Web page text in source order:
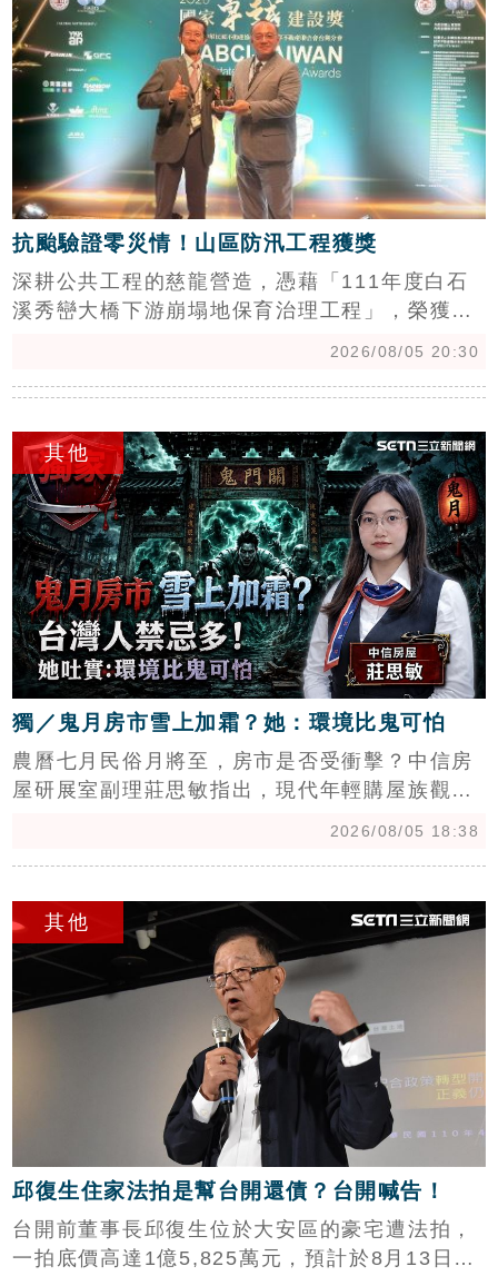
抗颱驗證零災情！山區防汛工程獲獎
深耕公共工程的慈龍營造，憑藉「111年度白石
溪秀巒大橋下游崩塌地保育治理工程」，榮獲
邊坡穩定與河岸保護，確保秀巒部落交通與生命
財產安全。施工團隊克服交通不便與惡劣氣候，
並成功通過颱風豪雨實證，展現卓越的防災耐久
性。評審團高度肯定其工程管理與環境永續成
效。慈龍營造將持續秉持專業品質，提升公共工
程韌性，該案目前亦入圍城市工程品質金質獎，
表現備受業界矚目。
2026/08/05 20:30
其他
獨／鬼月房市雪上加霜？她：環境比鬼可怕
農曆七月民俗月將至，房市是否受衝擊？中信房
屋研展室副理莊思敏指出，現代年輕購屋族觀念
屬交易遞延。專家強調，房市真正挑戰非鬼月禁
忌，而是央行限貸令、資金環境及買賣雙方價格
認知落差。建議自住客與其避開鬼月，不如多比
較市場行情，在傳統淡季逆向進場，更有機會談
到理想價格，鎖定符合需求的優質物件入手。
2026/08/05 18:38
其他
邱復生住家法拍是幫台開還債？台開喊告！
台開前董事長邱復生位於大安區的豪宅遭法拍，
一拍底價高達1億5,825萬元，預計於8月13日執